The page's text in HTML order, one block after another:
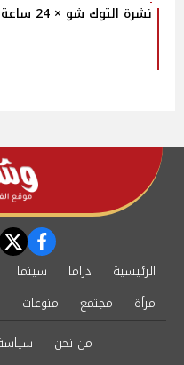
نشرة التوك شو × 24 ساعة
الرئيسية دراما سينما
مرأة
مجتمع
منوعات
من نحن